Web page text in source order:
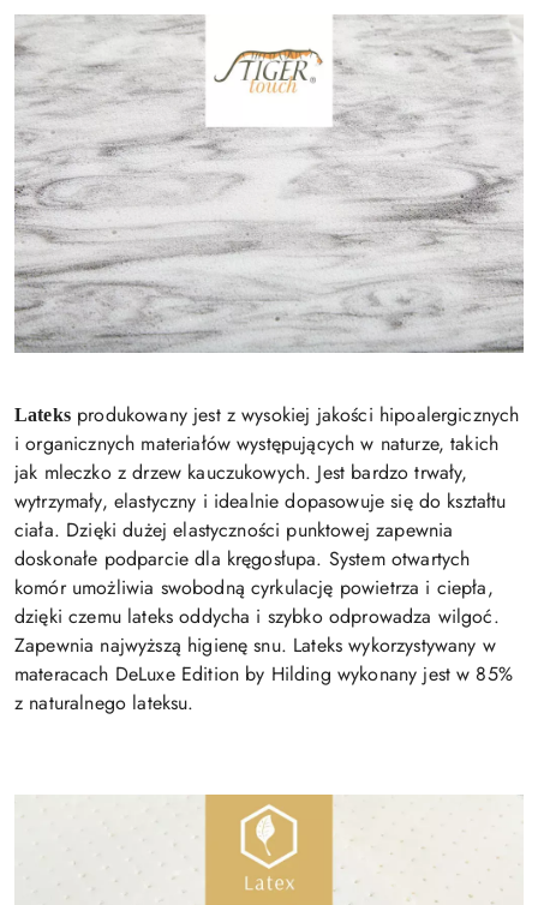
Lateksprodukowany jest z wysokiej jakości hipoalergicznych
i organicznych materiałów występujących w naturze, takich
jak mleczko z drzew kauczukowych. Jest bardzo trwały,
wytrzymały, elastyczny i idealnie dopasowuje się do kształtu
ciała. Dzięki dużej elastyczności punktowej zapewnia
doskonałe podparcie dla kręgosłupa. System otwartych
komór umożliwia swobodną cyrkulację powietrza i ciepła,
dzięki czemu lateks oddycha i szybko odprowadza wilgoć.
Zapewnia najwyższą higienę snu. Lateks wykorzystywany w
materacach DeLuxe Edition by Hilding wykonany jest w 85%
z naturalnego lateksu.